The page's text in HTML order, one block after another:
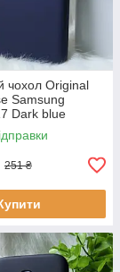
чохол Original
Samsung
Dark blue
251 ₴